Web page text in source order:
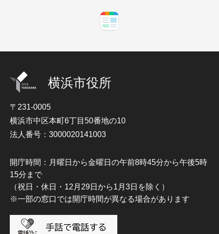
横浜市役所
〒231-0005
横浜市中区本町6丁目50番地の10
法人番号：3000020141003
開庁時間：月曜日から金曜日の午前8時45分から午後5時
15分まで
（祝日・休日・12月29日から1月3日を除く）
※一部の窓口では開庁時間が異なる場合があります